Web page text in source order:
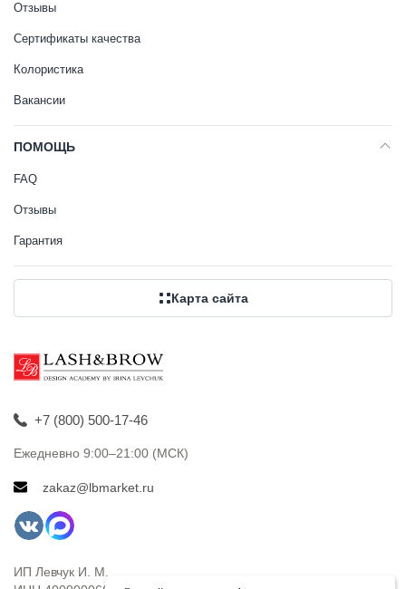
+7 (800) 500-17-46
Ежедневно 9:00–21:00 (МСК)
zakaz@lbmarket.ru
ИП Левчук И. М.
Отзывы
Сертификаты качества
Колористика
Вакансии
ПОМОЩЬ
FAQ
Отзывы
Гарантия
Карта сайта